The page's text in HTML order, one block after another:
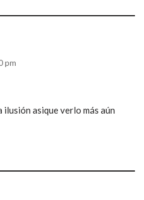
pm
ilusión asique verlo más aún